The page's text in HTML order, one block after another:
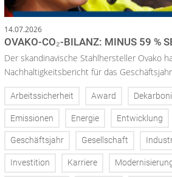
14.07.2026
OVAKO-CO₂-BILANZ: MINUS 59 %
Der skandinavische Stahlhersteller Ovako
Nachhaltigkeitsbericht für das
Arbeitssicherheit Award
Emissionen Energie Entwicklung
Geschäftsjahr Gesellschaft
Investition Karriere